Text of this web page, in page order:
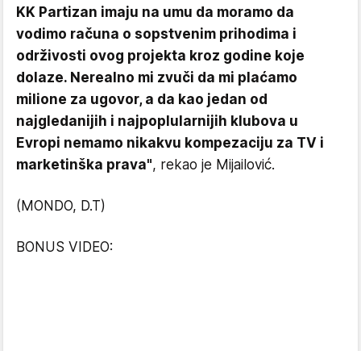
KK Partizan imaju na umu da moramo da
vodimo računa o sopstvenim prihodima i
održivosti ovog projekta kroz godine koje
dolaze. Nerealno mi zvuči da mi plaćamo
milione za ugovor, a da kao jedan od
najgledanijih i najpoplularnijih klubova u
Evropi nemamo nikakvu kompezaciju za TV i
marketinška prava", rekao je Mijailović.
(MONDO, D.T)
BONUS VIDEO: